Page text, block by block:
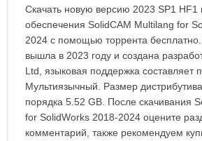
Скачать новую версию 2023 SP1 HF1
обеспечения SolidCAM Multilang for
2024 с помощью торрента
вышла в 2023 году и создана
Ltd, языковая поддержка составляет
Мультиязычный. Размер
порядка 5.52 GB. После скачивания
for SolidWorks 2018-2024 оцените
комментарий, также рекомендуем